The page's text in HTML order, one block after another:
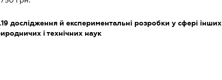
дослідження й експериментальні розробки у сфері інших
і технічних наук